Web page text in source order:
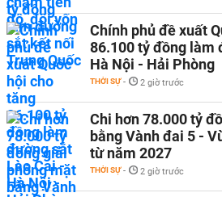
Chính phủ đề xuất
86.100 tỷ đồng làm
Hà Nội - Hải Phòng
THỜI SỰ - 2 giờ trước
Chi hơn 78.000 tỷ
bằng Vành đai 5 -
từ năm 2027
THỜI SỰ - 2 giờ trước